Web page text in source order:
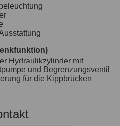
Hydraulikzylinder mit
und Begrenzungsventil
für die Kippbrücken